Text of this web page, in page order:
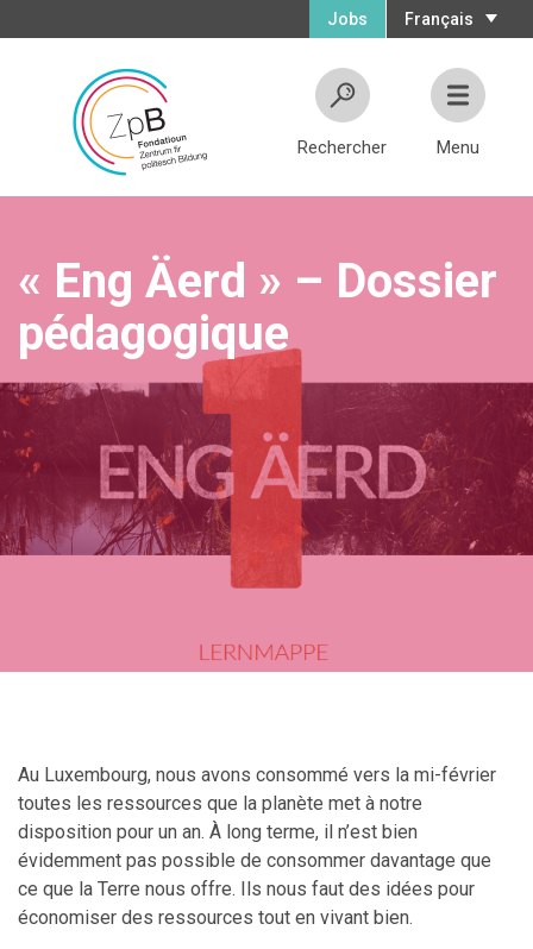
Français
Jobs
Rechercher Menu
« Eng Äerd » – Dossier
pédagogique
Au Luxembourg, nous avons consommé vers la mi-février
toutes les ressources que la planète met à notre
disposition pour un an. À long terme, il n’est bien
évidemment pas possible de consommer davantage que
ce que la Terre nous offre. Ils nous faut des idées pour
économiser des ressources tout en vivant bien.